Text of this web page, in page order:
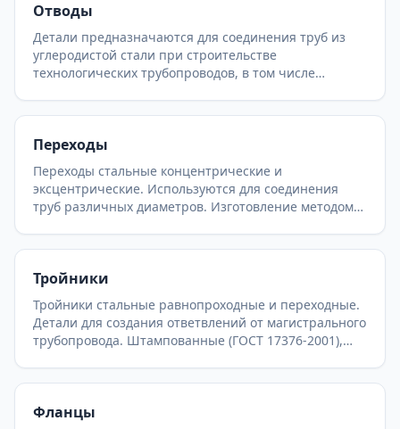
Отводы
Детали предназначаются для соединения труб из
углеродистой стали при строительстве
технологических трубопроводов, в том числе
Госгортехнадзора на предприятиях химической и
Переходы
Переходы стальные концентрические и
эксцентрические. Используются для соединения
труб различных диаметров. Изготовление методом
Тройники
Тройники стальные равнопроходные и переходные.
Детали для создания ответвлений от магистрального
трубопровода. Штампованные (ГОСТ 17376-2001),
Фланцы